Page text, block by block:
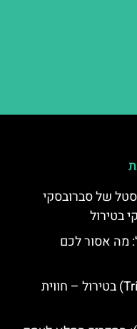
של סברובסקי
בטירול
מה אסור לכם
פארק הדינוזאורים (Triassic Park) בטירול – חווית